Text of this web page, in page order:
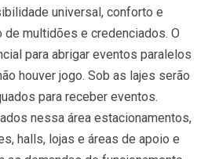
universal, conforto e
de multidões e credenciados. O
para abrigar eventos paralelos
houver jogo. Sob as lajes serão
para receber eventos.
nessa área estacionamentos,
halls, lojas e áreas de apoio e